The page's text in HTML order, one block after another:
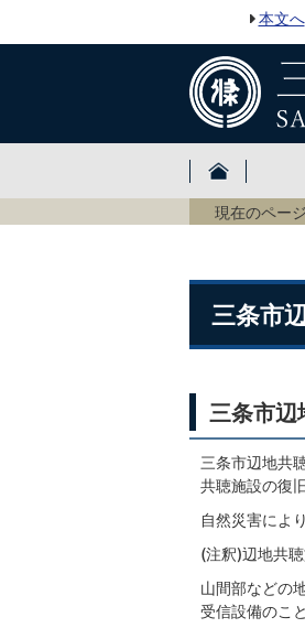
本文へ
現在のページ
三条市
三条市辺
三条市辺地共
共聴施設の復
自然災害によ
(注釈)辺地共
山間部などの
受信設備のこ